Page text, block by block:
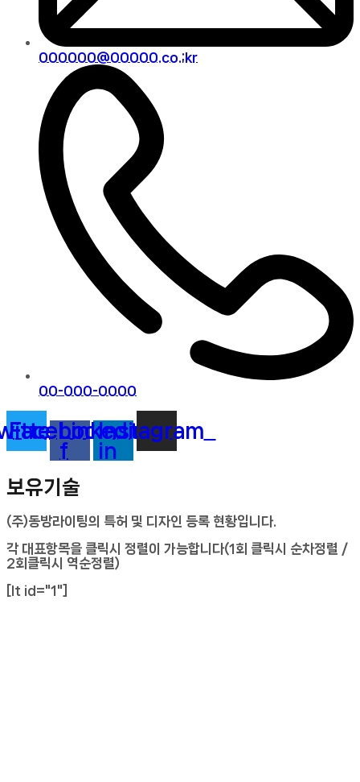
000000@00000.co.;kr
00-000-0000
Facebook-
f
Linkedin-
in
Instagram
보유기술
(주)동방라이팅의 특허 및 디자인 등록 현황입니다.
각 대표항목을 클릭시 정렬이 가능합니다(1회 클릭시 순차정렬 /
2회클릭시 역순정렬)
[lt id="1"]